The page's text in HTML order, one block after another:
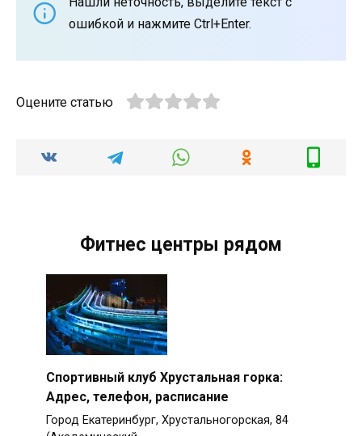
ошибкой и нажмите Ctrl+Enter.
Оцените статью
Фитнес центры рядом
Спортивный клуб Хрустальная горка:
Адрес, телефон, расписание
Город Екатеринбург, Хрустальногорская, 84